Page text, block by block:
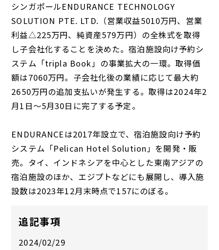
シンガポールENDURANCE TECHNOLOGY
SOLUTION PTE. LTD.（営業収益5010万円、営業
利益△225万円、純資産579万円）の全株式を取得
し子会社化することを決めた。宿泊施設向け予約シ
ステム「tripla Book」の事業拡大の一環。取得価
額は7060万円。子会社化後の業績に応じて最大約
2650万円の追加支払いが発生する。取得は2024年2
月1日～5月30日に完了する予定。
ENDURANCEは2017年設立で、宿泊施設向け予約
システム「Pelican Hotel Solution」を開発・販
売。タイ、インドネシアを中心とした東南アジアの
宿泊施設のほか、エジプトなどにも展開し、導入施
設数は2023年12月末時点で157にのぼる。
追記事項
2024/02/29